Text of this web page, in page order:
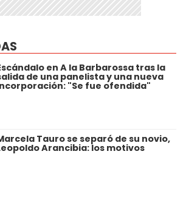
en A la Barbarossa tras la
de una panelista y una nueva
"Se fue ofendida"
Tauro se separó de su novio,
Arancibia: los motivos